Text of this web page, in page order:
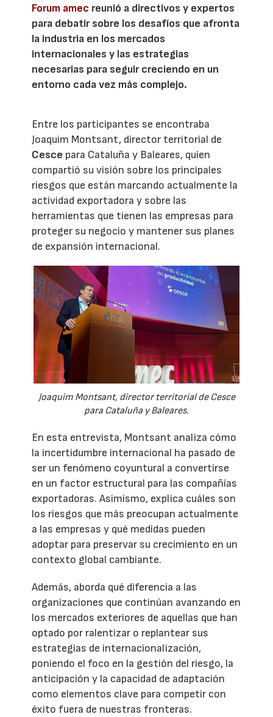
Forum amec reunió a directivos y expertos
para debatir sobre los desafíos que afronta
la industria en los mercados
internacionales y las estrategias
necesarias para seguir creciendo en un
entorno cada vez más complejo.
Entre los participantes se encontraba
Joaquim Montsant, director territorial de
Cesce para Cataluña y Baleares, quien
compartió su visión sobre los principales
riesgos que están marcando actualmente la
actividad exportadora y sobre las
herramientas que tienen las empresas para
proteger su negocio y mantener sus planes
de expansión internacional.
Joaquim Montsant, director territorial de Cesce
para Cataluña y Baleares.
En esta entrevista, Montsant analiza cómo
la incertidumbre internacional ha pasado de
ser un fenómeno coyuntural a convertirse
en un factor estructural para las compañías
exportadoras. Asimismo, explica cuáles son
los riesgos que más preocupan actualmente
a las empresas y qué medidas pueden
adoptar para preservar su crecimiento en un
contexto global cambiante.
Además, aborda qué diferencia a las
organizaciones que continúan avanzando en
los mercados exteriores de aquellas que han
optado por ralentizar o replantear sus
estrategias de internacionalización,
poniendo el foco en la gestión del riesgo, la
anticipación y la capacidad de adaptación
como elementos clave para competir con
éxito fuera de nuestras fronteras.